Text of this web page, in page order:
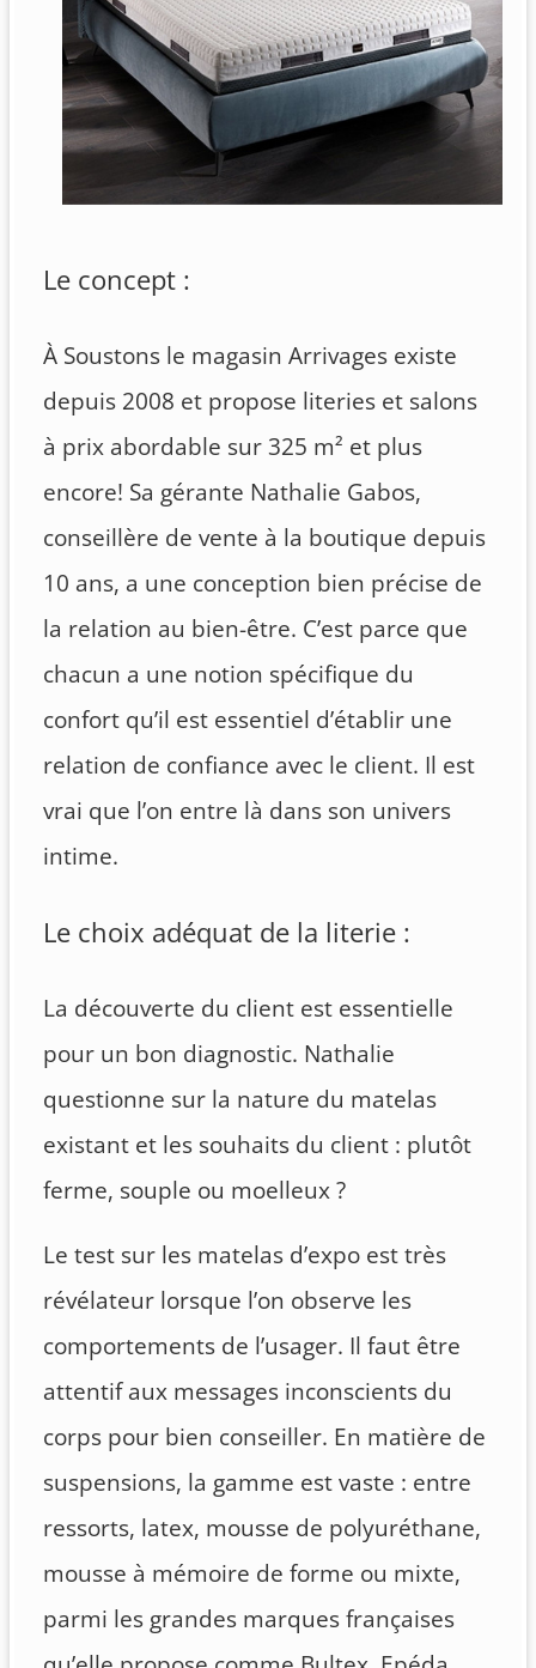
Le concept :
À Soustons le magasin Arrivages existe
depuis 2008 et propose literies et salons
à prix abordable sur 325 m² et plus
encore! Sa gérante Nathalie Gabos,
conseillère de vente à la boutique depuis
10 ans, a une conception bien précise de
la relation au bien-être. C’est parce que
chacun a une notion spécifique du
confort qu’il est essentiel d’établir une
relation de confiance avec le client. Il est
vrai que l’on entre là dans son univers
intime.
Le choix adéquat de la literie :
La découverte du client est essentielle
pour un bon diagnostic. Nathalie
questionne sur la nature du matelas
existant et les souhaits du client : plutôt
ferme, souple ou moelleux ?
Le test sur les matelas d’expo est très
révélateur lorsque l’on observe les
comportements de l’usager. Il faut être
attentif aux messages inconscients du
corps pour bien conseiller. En matière de
suspensions, la gamme est vaste : entre
ressorts, latex, mousse de polyuréthane,
mousse à mémoire de forme ou mixte,
parmi les grandes marques françaises